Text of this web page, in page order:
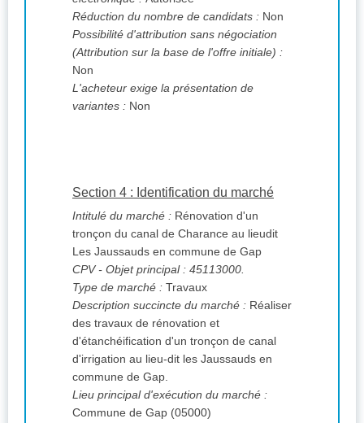
Réduction du nombre de candidats : Non
Possibilité d'attribution sans négociation
(Attribution sur la base de l'offre initiale) :
Non
L'acheteur exige la présentation de
variantes : Non
Section 4 : Identification du marché
Intitulé du marché : Rénovation d'un
tronçon du canal de Charance au lieudit
Les Jaussauds en commune de Gap
CPV- Objet principal : 45113000.
Type de marché : Travaux
Description succincte du marché : Réaliser
des travaux de rénovation et
d'étanchéification d'un tronçon de canal
d'irrigation au lieu-dit les Jaussauds en
commune de Gap.
Lieu principal d'exécution du marché :
Commune de Gap (05000)